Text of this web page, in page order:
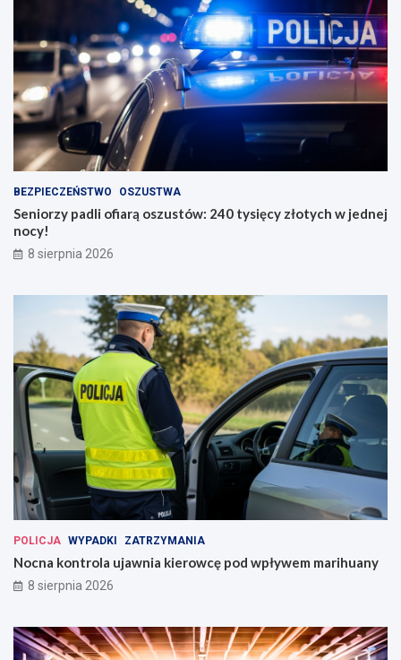
BEZPIECZEŃSTWO OSZUSTWA
Seniorzy padli ofiarą oszustów: 240 tysięcy złotych w jednej
nocy!
8 sierpnia 2026
POLICJA WYPADKI ZATRZYMANIA
Nocna kontrola ujawnia kierowcę pod wpływem marihuany
8 sierpnia 2026